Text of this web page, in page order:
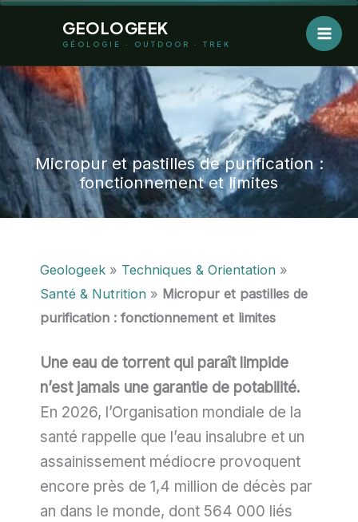
GEOLOGEEK
GÉOLOGIE · OUTDOOR · TREK
Micropur et pastilles de purification :
fonctionnement et limites
Geologeek » Techniques & Orientation »
Santé & Nutrition » Micropur et pastilles de
purification : fonctionnement et limites
Une eau de torrent qui paraît limpide
n’est jamais une garantie de potabilité.
En 2026, l’Organisation mondiale de la
santé rappelle que l’eau insalubre et un
assainissement médiocre provoquent
encore près de 1,4 million de décès par
an dans le monde, dont 564 000 liés